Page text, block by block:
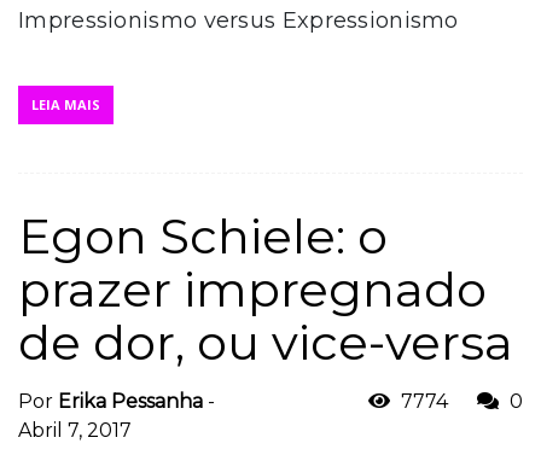
Impressionismo versus Expressionismo
LEIA MAIS
Egon Schiele: o
prazer impregnado
de dor, ou vice-versa
Por Erika Pessanha -
Abril 7, 2017
7774 0